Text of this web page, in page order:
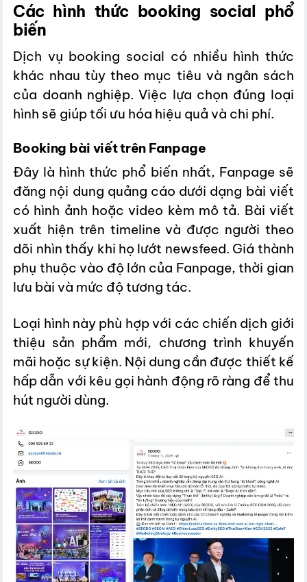
Các hình thức booking social phổ
biến
Dịch vụ booking social có nhiều hình thức
khác nhau tùy theo mục tiêu và ngân sách
của doanh nghiệp. Việc lựa chọn đúng loại
hình sẽ giúp tối ưu hóa hiệu quả và chi phí.
Booking bài viết trên Fanpage
Đây là hình thức phổ biến nhất, Fanpage sẽ
đăng nội dung quảng cáo dưới dạng bài viết
có hình ảnh hoặc video kèm mô tả. Bài viết
xuất hiện trên timeline và được người theo
dõi nhìn thấy khi họ lướt newsfeed. Giá thành
phụ thuộc vào độ lớn của Fanpage, thời gian
lưu bài và mức độ tương tác.
Loại hình này phù hợp với các chiến dịch giới
thiệu sản phẩm mới, chương trình khuyến
mãi hoặc sự kiện. Nội dung cần được thiết kế
hấp dẫn với kêu gọi hành động rõ ràng để thu
hút người dùng.